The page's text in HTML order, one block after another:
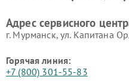
Адрес сервисного
г. Мурманск, ул. Капитана
Горячая линия:
+7 (800) 301-55-83